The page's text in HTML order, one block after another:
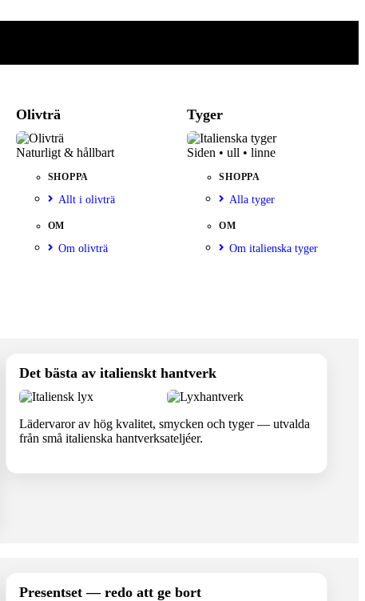
Olivträ
Naturligt & hållbart
SHOPPA
Allt i olivträ
OM
Om olivträ
Tyger
Siden • ull • linne
SHOPPA
Alla tyger
OM
Om italienska tyger
Det bästa av italienskt hantverk
Lädervaror av hög kvalitet, smycken och tyger — utvalda
från små italienska hantverksateljéer.
Presentset — redo att ge bort